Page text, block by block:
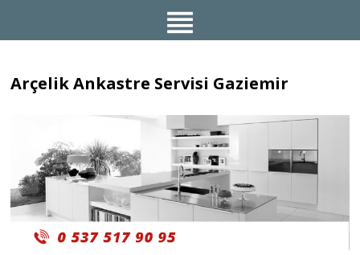
Arçelik Ankastre Servisi Gaziemir